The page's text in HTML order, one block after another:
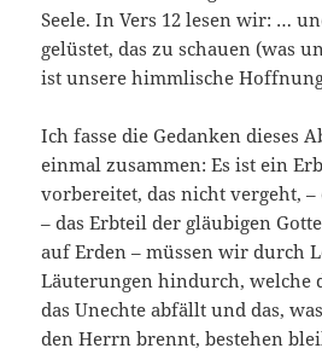
Seele. In Vers 12 lesen wir: …
gelüstet, das zu schauen (was
ist unsere himmlische
Ich fasse die Gedanken dieses
einmal zusammen: Es ist ein
vorbereitet, das nicht vergeht,
– das Erbteil der gläubigen
auf Erden – müssen wir durch
Läuterungen hindurch, welche
das Unechte abfällt und das,
den Herrn brennt, bestehen